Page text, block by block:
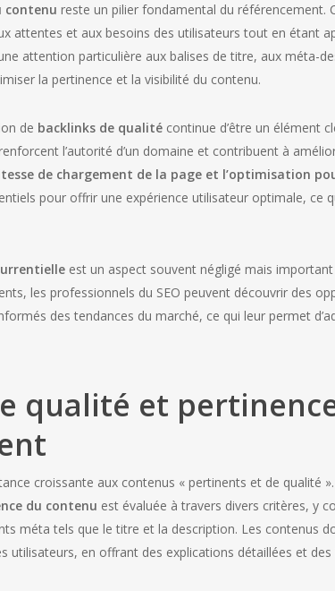
contenu reste un pilier fondamental du référencement.
attentes et aux besoins des utilisateurs tout en étant
attention particulière aux balises de titre, aux méta-
la pertinence et la visibilité du contenu.
de backlinks de qualité continue d’être un élément
l’autorité d’un domaine et contribuent à
de chargement de la page et l’optimisation
pour offrir une expérience utilisateur optimale, ce
est un aspect souvent négligé mais
les professionnels du SEO peuvent découvrir des
des tendances du marché, ce qui leur permet
qualité et
croissante aux contenus « pertinents et de qualité
du contenu est évaluée à travers divers critères, y
méta tels que le titre et la description. Les contenus
utilisateurs, en offrant des explications détaillées et